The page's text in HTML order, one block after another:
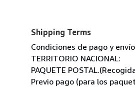
Shipping Terms
Condiciones de pago y
TERRITORIO NACIONAL:
PAQUETE
Previo pago (para los